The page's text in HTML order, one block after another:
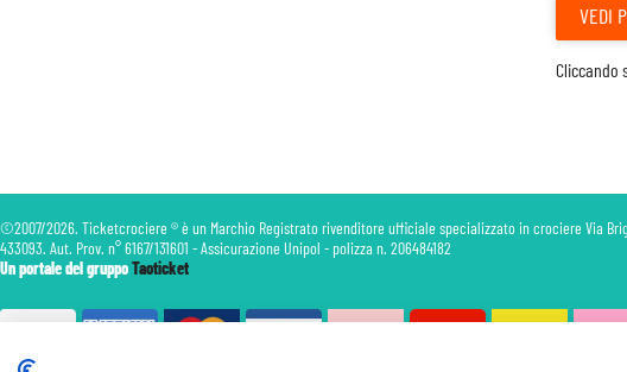
VEDI
Cliccando
©2007/2026. Ticketcrociere ® è un Marchio Registrato rivenditore ufficiale specializzato in crociere Via
433093. Aut. Prov. n° 6167/131601 - Assicurazione Unipol - polizza n. 206484182
Un portale del gruppoTaoticket